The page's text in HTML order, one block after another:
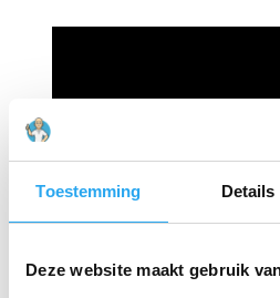
Toestemming Details
Deze website maakt gebruik